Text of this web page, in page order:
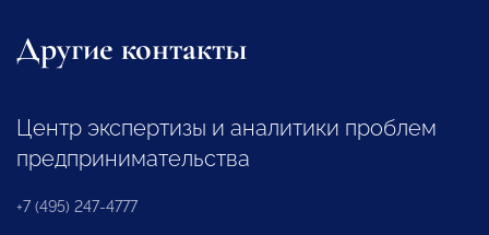
Другие контакты
Центр экспертизы и аналитики проблем
предпринимательства
+7 (495) 247-4777